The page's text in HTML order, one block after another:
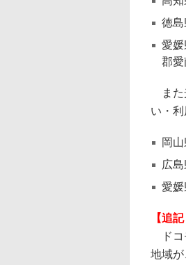
徳
愛
郡愛
また
い・
岡
広
愛
【追
ドコ
地域が